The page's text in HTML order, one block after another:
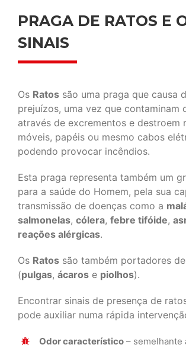
PRAGA DE RATOS E
SINAIS
Os Ratos são uma praga que causa
prejuízos, uma vez que contaminam
através de excrementos e destroem
móveis, papéis ou mesmo cabos
podendo provocar incêndios.
Esta praga representa também um
para a saúde do Homem, pela sua
transmissão de doenças como a
salmonelas, cólera, febre tifóide,
reações alérgicas.
Os Ratos são também portadores
(pulgas, ácaros e piolhos).
Encontrar sinais de presença de
pode auxiliar numa rápida
Odor característico – semelhante